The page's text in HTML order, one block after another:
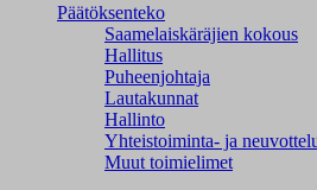
Päätöksenteko
Saamelaiskäräjien kokous
Hallitus
Puheenjohtaja
Lautakunnat
Hallinto
Yhteistoiminta- ja
Muut toimielimet